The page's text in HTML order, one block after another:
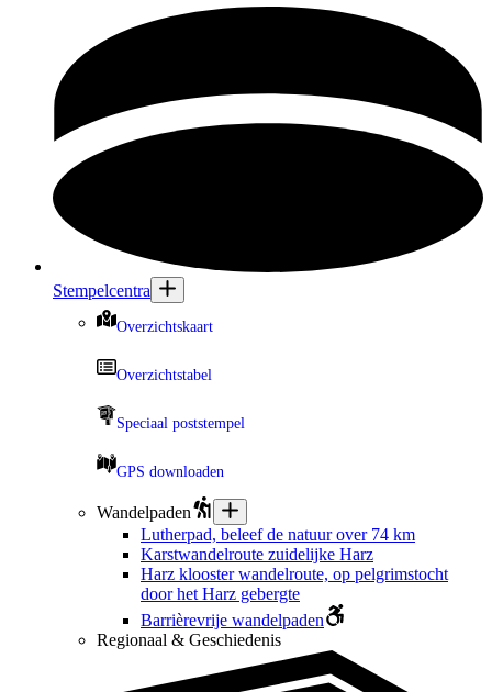
Stempelcentra
Overzichtskaart
Overzichtstabel
Speciaal poststempel
GPS downloaden
Wandelpaden
Lutherpad, beleef de natuur over 74 km
Karstwandelroute zuidelijke Harz
Harz klooster wandelroute, op pelgrimstocht
door het Harz gebergte
Barrièrevrije wandelpaden
Regionaal & Geschiedenis